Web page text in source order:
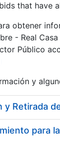
that have
obtener
- Real
Público
y
y Retirada
para